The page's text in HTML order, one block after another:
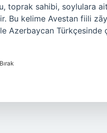
toprak sahibi, soylulara
Bu kelime Avestan fiili
Azerbaycan Türkçesinde